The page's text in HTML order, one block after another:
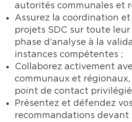
autorités communales et
Assurez la coordination
projets SDC sur toute leur
phase d’analyse à la
instances compétentes ;
Collaborez activement
communaux et
point de contact
Présentez et défendez
recommandations devant